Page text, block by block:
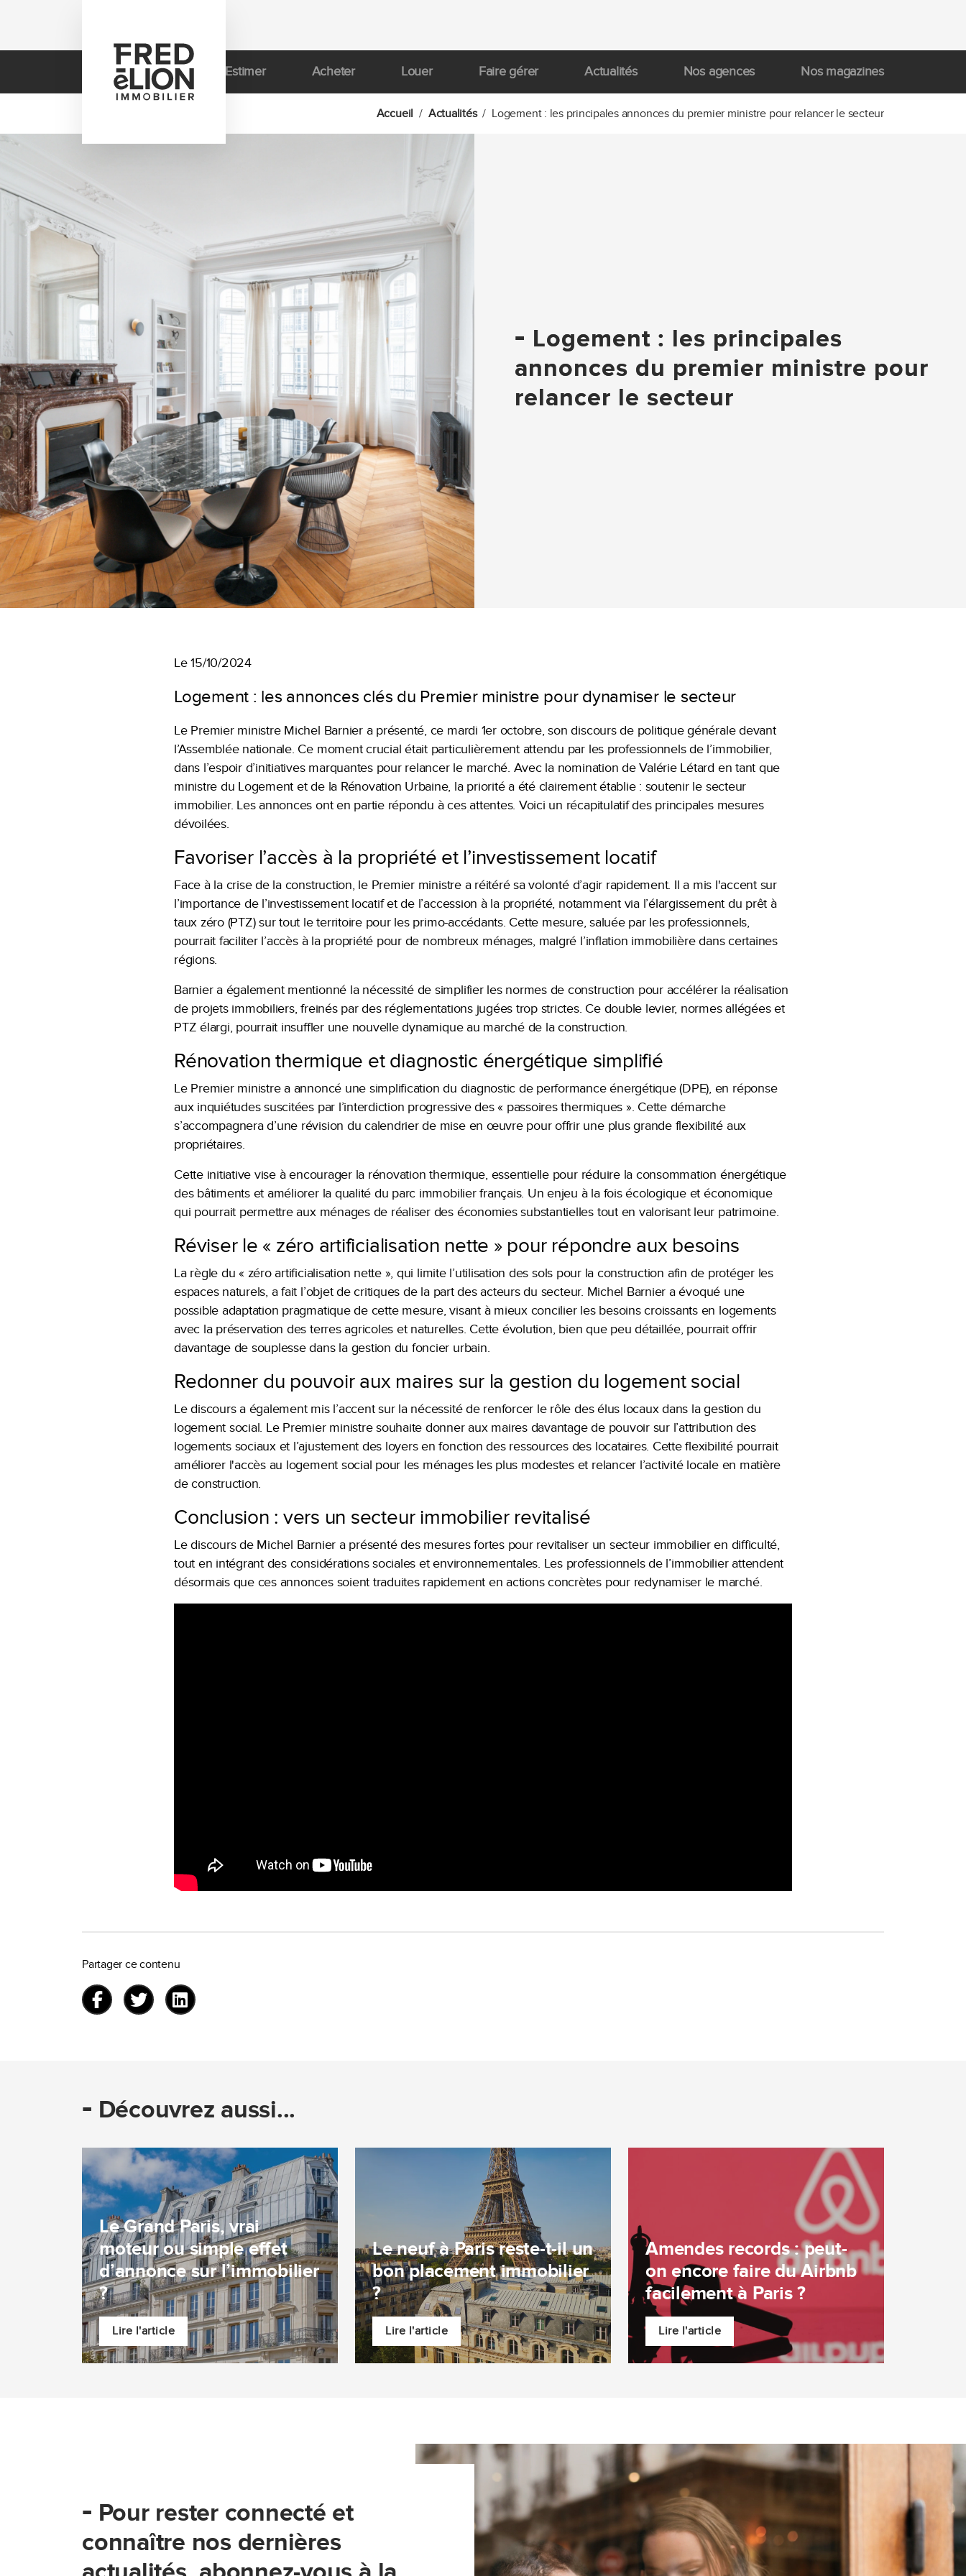
Estimer Acheter Louer Faire gérer Actualités Nos agences Nos magazines
Accueil Actualités Logement : les principales annonces du premier ministre pour relancer le secteur
- Logement : les principales
annonces du premier ministre pour
relancer le secteur
Le 15/10/2024
Logement : les annonces clés du Premier ministre pour dynamiser le secteur
Le Premier ministre Michel Barnier a présenté, ce mardi 1er octobre, son discours de politique générale devant
l’Assemblée nationale. Ce moment crucial était particulièrement attendu par les professionnels de l’immobilier,
dans l’espoir d’initiatives marquantes pour relancer le marché. Avec la nomination de Valérie Létard en tant que
ministre du Logement et de la Rénovation Urbaine, la priorité a été clairement établie : soutenir le secteur
immobilier. Les annonces ont en partie répondu à ces attentes. Voici un récapitulatif des principales mesures
dévoilées.
Favoriser l’accès à la propriété et l’investissement locatif
Face à la crise de la construction, le Premier ministre a réitéré sa volonté d’agir rapidement. Il a mis l'accent sur
l’importance de l’investissement locatif et de l’accession à la propriété, notamment via l’élargissement du prêt à
taux zéro (PTZ) sur tout le territoire pour les primo-accédants. Cette mesure, saluée par les professionnels,
pourrait faciliter l’accès à la propriété pour de nombreux ménages, malgré l’inflation immobilière dans certaines
régions.
Barnier a également mentionné la nécessité de simplifier les normes de construction pour accélérer la réalisation
de projets immobiliers, freinés par des réglementations jugées trop strictes. Ce double levier, normes allégées et
PTZ élargi, pourrait insuffler une nouvelle dynamique au marché de la construction.
Rénovation thermique et diagnostic énergétique simplifié
Le Premier ministre a annoncé une simplification du diagnostic de performance énergétique (DPE), en réponse
aux inquiétudes suscitées par l’interdiction progressive des « passoires thermiques ». Cette démarche
s’accompagnera d’une révision du calendrier de mise en œuvre pour offrir une plus grande flexibilité aux
propriétaires.
Cette initiative vise à encourager la rénovation thermique, essentielle pour réduire la consommation énergétique
des bâtiments et améliorer la qualité du parc immobilier français. Un enjeu à la fois écologique et économique
qui pourrait permettre aux ménages de réaliser des économies substantielles tout en valorisant leur patrimoine.
Réviser le « zéro artificialisation nette » pour répondre aux besoins
La règle du « zéro artificialisation nette », qui limite l’utilisation des sols pour la construction afin de protéger les
espaces naturels, a fait l’objet de critiques de la part des acteurs du secteur. Michel Barnier a évoqué une
possible adaptation pragmatique de cette mesure, visant à mieux concilier les besoins croissants en logements
avec la préservation des terres agricoles et naturelles. Cette évolution, bien que peu détaillée, pourrait offrir
davantage de souplesse dans la gestion du foncier urbain.
Redonner du pouvoir aux maires sur la gestion du logement social
Le discours a également mis l’accent sur la nécessité de renforcer le rôle des élus locaux dans la gestion du
logement social. Le Premier ministre souhaite donner aux maires davantage de pouvoir sur l’attribution des
logements sociaux et l’ajustement des loyers en fonction des ressources des locataires. Cette flexibilité pourrait
améliorer l'accès au logement social pour les ménages les plus modestes et relancer l’activité locale en matière
de construction.
Conclusion : vers un secteur immobilier revitalisé
Le discours de Michel Barnier a présenté des mesures fortes pour revitaliser un secteur immobilier en difficulté,
tout en intégrant des considérations sociales et environnementales. Les professionnels de l’immobilier attendent
désormais que ces annonces soient traduites rapidement en actions concrètes pour redynamiser le marché.
Partager ce contenu
- Découvrez aussi...
Le Grand Paris, vrai
moteur ou simple effet
d’annonce sur l’immobilier
?
Lire l'article
Le neuf à Paris reste-t-il un
bon placement immobilier
?
Lire l'article
Amendes records : peut-
on encore faire du Airbnb
facilement à Paris ?
Lire l'article
- Pour rester connecté et
connaître nos dernières